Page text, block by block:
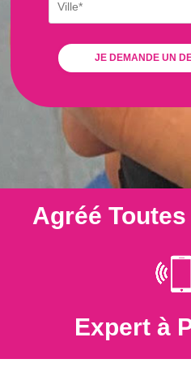
Agréé
Expert à